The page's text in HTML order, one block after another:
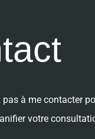
à me contacter
votre